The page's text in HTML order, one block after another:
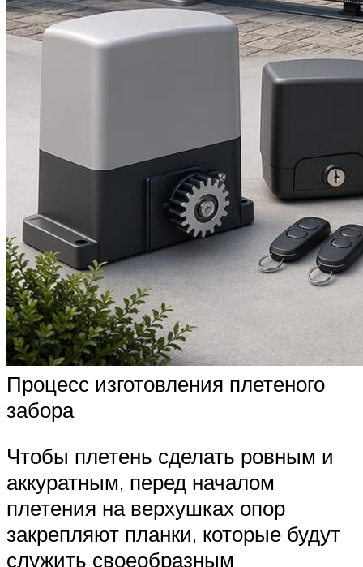
Процесс изготовления плетеного
забора
Чтобы плетень сделать ровным и
аккуратным, перед началом
плетения на верхушках опор
закрепляют планки, которые будут
служить своеобразным